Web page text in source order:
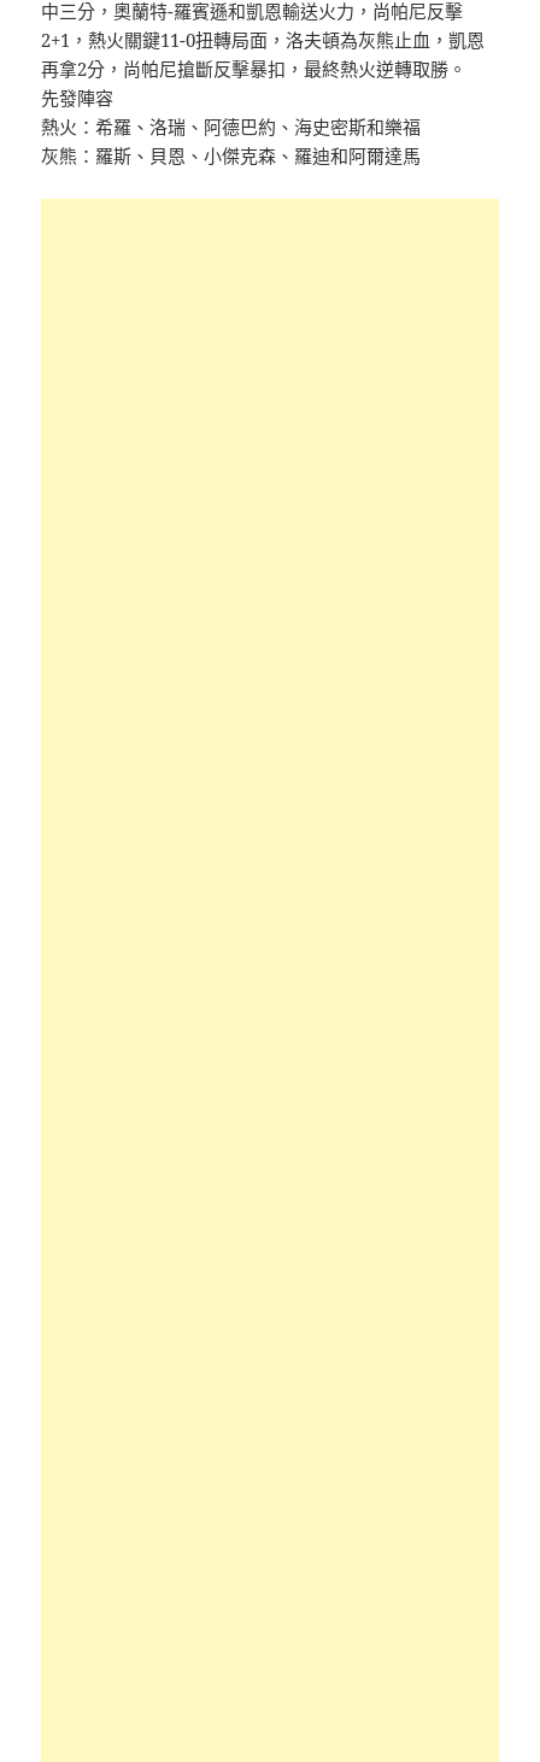
中三分，奧蘭特-羅賓遜和凱恩輸送火力，尚帕尼反擊
2+1，熱火關鍵11-0扭轉局面，洛夫頓為灰熊止血，凱恩
再拿2分，尚帕尼搶斷反擊暴扣，最終熱火逆轉取勝。
先發陣容
熱火：希羅、洛瑞、阿德巴約、海史密斯和樂福
灰熊：羅斯、貝恩、小傑克森、羅迪和阿爾達馬